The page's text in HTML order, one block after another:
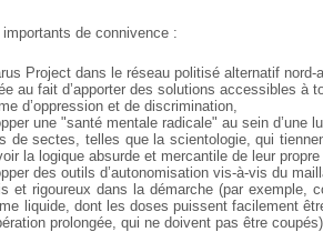
de connivence :
Project dans le réseau politisé alternatif nord-
au fait d’apporter des solutions accessibles à
d’oppression et de discrimination,
une "santé mentale radicale" au sein d’une
de sectes, telles que la scientologie, qui
la logique absurde et mercantile de leur propre
des outils d’autonomisation vis-à-vis du
et rigoureux dans la démarche (par exemple,
liquide, dont les doses puissent facilement
prolongée, qui ne doivent pas être coupés).